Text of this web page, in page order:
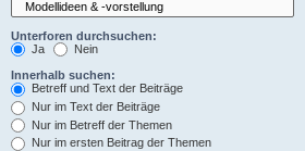
Unterforen durchsuchen:
Ja
Nein
Innerhalb suchen:
Betreff und Text der Beiträge
Nur im Text der Beiträge
Nur im Betreff der Themen
Nur im ersten Beitrag der Themen